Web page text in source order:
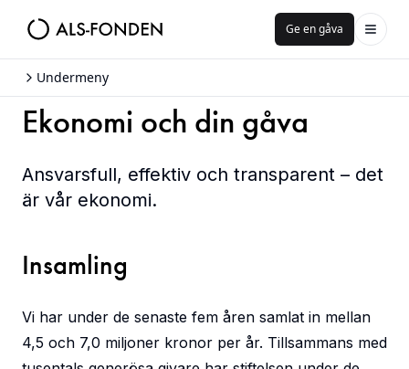
Ge en gåva
Undermeny
Ekonomi och din gåva
Ansvarsfull, effektiv och transparent – det
är vår ekonomi.
Insamling
Vi har under de senaste fem åren samlat in mellan
4,5 och 7,0 miljoner kronor per år. Tillsammans med